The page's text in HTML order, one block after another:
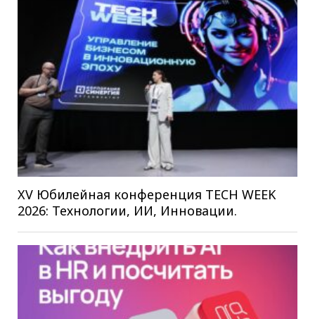
XV Юбилейная конференция TECH WEEK
2026: Технологии, ИИ, Инновации.